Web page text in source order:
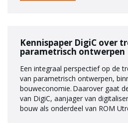
Kennispaper DigiC over
parametrisch ontwerpen
Een integraal perspectief op de
van parametrisch ontwerpen,
bouweconomie. Daarover gaat
van DigiC, aanjager van
bouw als onderdeel van ROM